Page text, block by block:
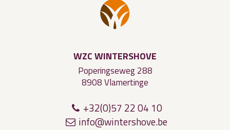
WZC WINTERSHOVE
Poperingseweg 288
8908 Vlamertinge
+32(0)57 22 04 10
info@wintershove.be